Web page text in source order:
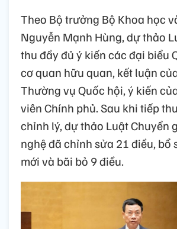
Theo Bộ trưởng Bộ Khoa học
Nguyễn Mạnh Hùng, dự thảo
thu đầy đủ ý kiến các đại biểu
cơ quan hữu quan, kết luận
Thường vụ Quốc hội, ý kiến
viên Chính phủ. Sau khi tiếp
chỉnh lý, dự thảo Luật Chuyển
nghệ đã chỉnh sửa 21 điều, bổ
mới và bãi bỏ 9 điều.